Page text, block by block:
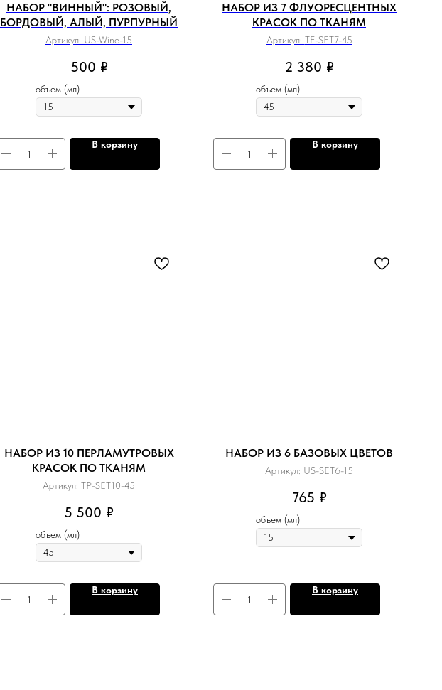
НАБОР "ВИННЫЙ": РОЗОВЫЙ,
БОРДОВЫЙ, АЛЫЙ, ПУРПУРНЫЙ
Артикул: US-Wine-15
500 ₽
объем (мл)
В корзину
НАБОР ИЗ 7 ФЛУОРЕСЦЕНТНЫХ
КРАСОК ПО ТКАНЯМ
Артикул: TF-SET7-45
2 380 ₽
объем (мл)
В корзину
НАБОР ИЗ 10 ПЕРЛАМУТРОВЫХ
КРАСОК ПО ТКАНЯМ
Артикул: TP-SET10-45
5 500 ₽
объем (мл)
В корзину
НАБОР ИЗ 6 БАЗОВЫХ ЦВЕТОВ
Артикул: US-SET6-15
765 ₽
объем (мл)
В корзину